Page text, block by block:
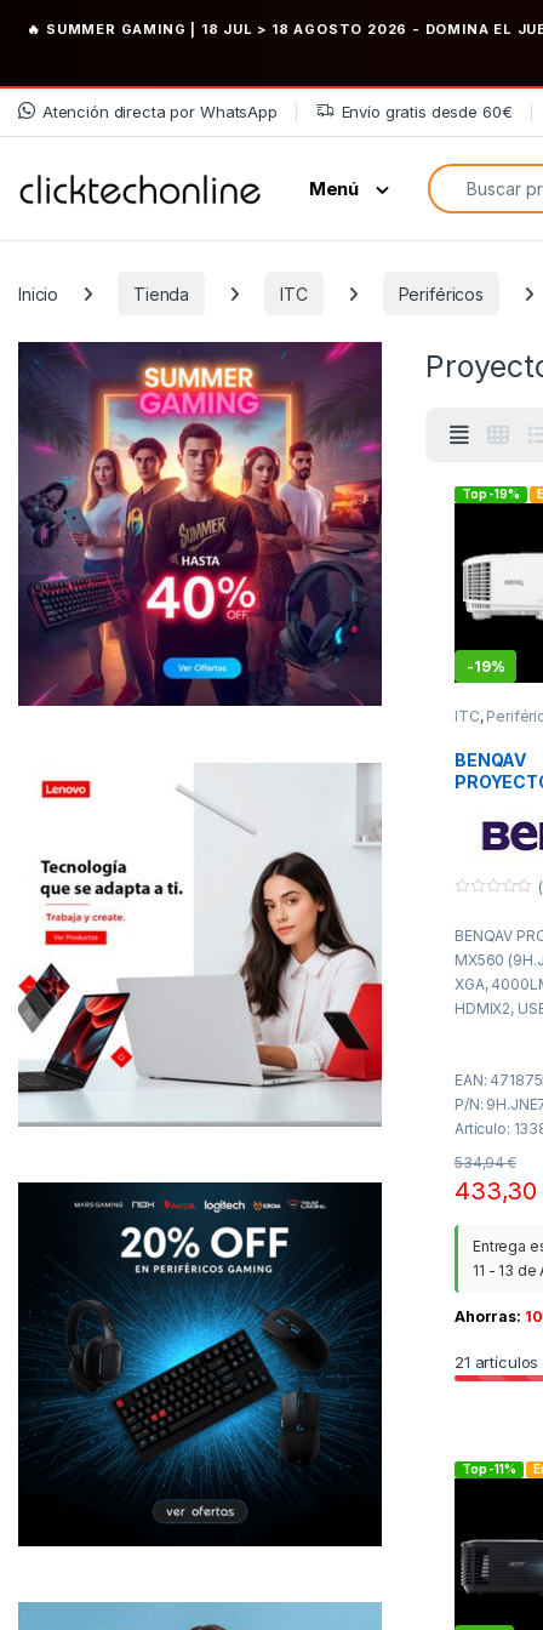
🔥 SUMMER GAMING | 18 JUL > 18 AGOSTO 2026 - DOMINA EL
Saltar a la navegación
Saltar al contenido
Atención directa por WhatsApp Envío gratis desde 60€
Menú
Búsqueda de:
Inicio Tienda ITC Periféricos
Top -19%
-19%
ITC,
BENQAV
4000LM,
HDMIX2,
10W
u
r
a
d
e
BENQAV
MX560
XGA,
HDMIX2,
EAN:
P/N:
Artículo:
534,94€
Entrega
11 - 13
Ahorras:
21
Top -11%